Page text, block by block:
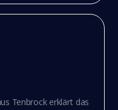
Tenbrock erklärt das